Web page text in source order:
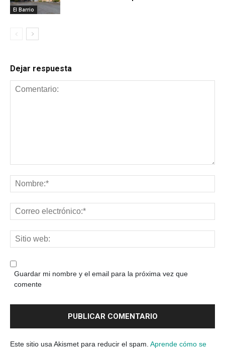
El Barrio
Dejar respuesta
Guardar mi nombre y el email para la próxima vez que
comente
Este sitio usa Akismet para reducir el spam. Aprende cómo se